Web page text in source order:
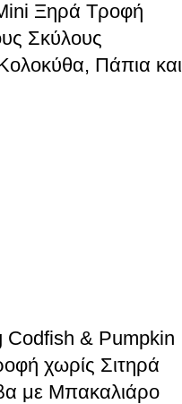
Ξηρά Τροφή
Σκύλους
Πάπια και
Codfish & Pumpkin
χωρίς Σιτηρά
με Μπακαλιάρο